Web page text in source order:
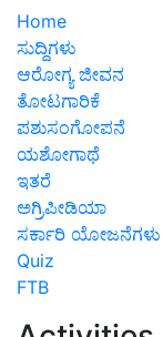
Home
ಸುದ್ದಿಗಳು
ಆರೋಗ್ಯ ಜೀವನ
ತೋಟಗಾರಿಕೆ
ಪಶುಸಂಗೋಪನೆ
ಯಶೋಗಾಥೆ
ಇತರೆ
ಅಗ್ರಿಪೀಡಿಯಾ
ಸರ್ಕಾರಿ ಯೋಜನೆಗಳು
Quiz
FTB